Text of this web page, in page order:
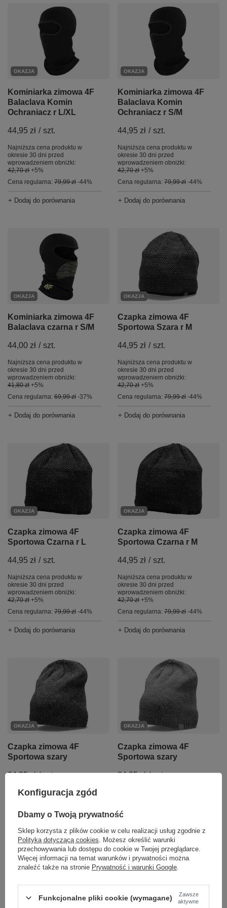
OKAZJA
Kominiarka zimowa 4F
Balaclava Komin
Ochraniacz r L/XL
44,95 zł / szt.
Najniższa cena produktu w
okresie 30 dni przed
wprowadzeniem obniżki:
42,70 zł +5%
Cena regularna: 79,99 zł -44%
+ Dodaj do porównania
OKAZJA
Kominiarka zimowa 4F
Balaclava Komin
Ochraniacz r S/M
44,95 zł / szt.
Najniższa cena produktu w
okresie 30 dni przed
wprowadzeniem obniżki:
42,70 zł +5%
Cena regularna: 79,99 zł -44%
+ Dodaj do porównania
OKAZJA
Kominiarka zimowa 4F
Balaclava czarna r S/M
44,00 zł / szt.
Najniższa cena produktu w
okresie 30 dni przed
wprowadzeniem obniżki:
41,80 zł +5%
Cena regularna: 69,99 zł -37%
+ Dodaj do porównania
OKAZJA
Czapka zimowa 4F
Sportowa Szara r M
44,95 zł / szt.
Najniższa cena produktu w
okresie 30 dni przed
wprowadzeniem obniżki:
42,70 zł +5%
Cena regularna: 79,99 zł -44%
+ Dodaj do porównania
OKAZJA
Czapka zimowa 4F
Sportowa Czarna r L
44,95 zł / szt.
Najniższa cena produktu w
okresie 30 dni przed
wprowadzeniem obniżki:
42,70 zł +5%
Cena regularna: 79,99 zł -44%
+ Dodaj do porównania
OKAZJA
Czapka zimowa 4F
Sportowa Czarna r M
44,95 zł / szt.
Najniższa cena produktu w
okresie 30 dni przed
wprowadzeniem obniżki:
42,70 zł +5%
Cena regularna: 79,99 zł -44%
+ Dodaj do porównania
OKAZJA
Czapka zimowa 4F
Sportowa szary
24,95 zł / szt.
Najniższa cena produktu w
okresie 30 dni przed
23,70 zł +5%
Cena regularna:
39,99 zł -38%
+ Dodaj do porównania
OKAZJA
Czapka zimowa 4F
Sportowa szary
24,95 zł / szt.
23,70 zł
Cena regularna:
39,99 zł -38%
+ Dodaj do porównania
Konfiguracja zgód
Dbamy o Twoją prywatność
Sklep korzysta z plików cookie w celu realizacji usług zgodnie z
Polityką dotyczącą cookies . Możesz określić warunki
przechowywania lub dostępu do cookie w Twojej przeglądarce.
Więcej informacji na temat warunków i prywatności można
znaleźć także na stronie Prywatność i warunki Google
Funkcjonalne pliki cookie (wymagane)
Zawsze
aktywne